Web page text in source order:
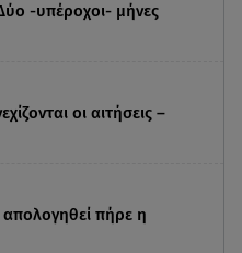
-υπέροχοι- μήνες
οι αιτήσεις –
πήρε η